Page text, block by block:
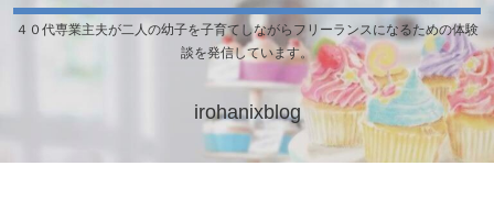
４０代専業主夫が二人の幼子を子育てしながらフリーランスになるための体験
談を発信しています。
irohanixblog